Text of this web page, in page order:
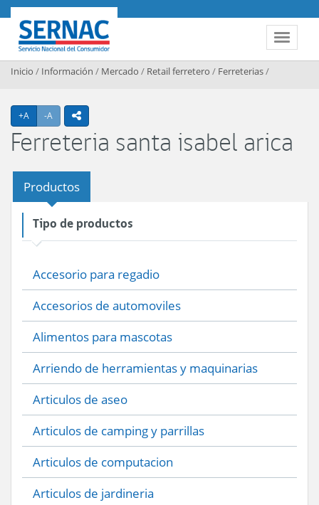
Contenido principal
Toggle
SERNAC
Inicio / Información / Mercado / Retail ferretero / Ferreterias/
+A Agrandar texto
-A Achicar textoicono compartir
Ferreteria santa isabel arica
Productos
Tipo de productos
Accesorio para regadio
Accesorios de automoviles
Alimentos para mascotas
Arriendo de herramientas y maquinarias
Articulos de aseo
Articulos de camping y parrillas
Articulos de computacion
Articulos de jardineria